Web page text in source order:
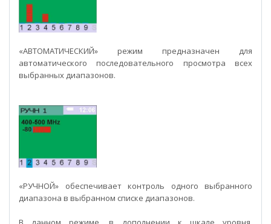
«АВТОМАТИЧЕСКИЙ» режим предназначен для
автоматического последовательного просмотра всех
выбранных диапазонов.
«РУЧНОЙ» обеспечивает контроль одного выбранного
диапазона в выбранном списке диапазонов.